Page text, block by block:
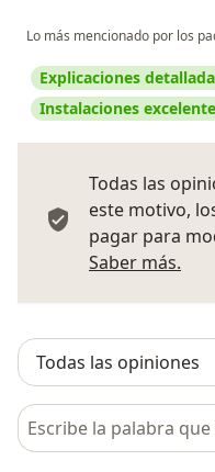
Lo más mencionado por los
Explicaciones
Instalaciones
Todas las
este motivo,
pagar para
Saber más.
Busca en opiniones